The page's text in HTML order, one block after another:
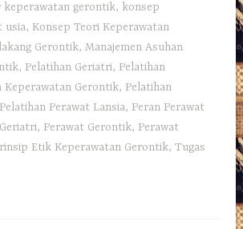
keperawatan gerontik, konsep
usia, Konsep Teori Keperawatan
Gerontik,Manajemen Asuhan
, Pelatihan Geriatri, Pelatihan
Keperawatan Gerontik, Pelatihan
Pelatihan Perawat Lansia, Peran Perawat
, Perawat Gerontik, Perawat
Etik Keperawatan Gerontik,Tugas